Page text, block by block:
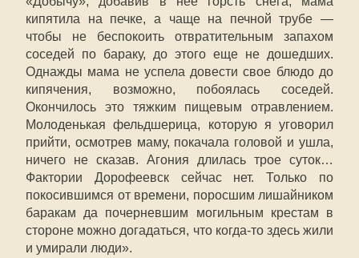
кипятила на печке, а чаще на печной трубе —
чтобы не беспокоить отвратительным запахом
соседей по бараку, до этого еще не дошедших.
Однажды мама не успела довести свое блюдо до
кипячения, возможно, побоялась соседей.
Окончилось это тяжким пищевым отравлением.
Молоденькая фельдшерица, которую я уговорил
прийти, осмотрев маму, покачала головой и ушла,
ничего не сказав. Агония длилась трое суток…
Фактории Дорофеевск сейчас нет. Только по
покосившимся от времени, поросшим лишайником
баракам да почерневшим могильным крестам в
стороне можно догадаться, что когда-то здесь жили
и умирали люди».